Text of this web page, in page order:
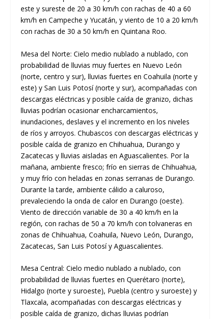
este y sureste de 20 a 30 km/h con rachas de 40 a 60
km/h en Campeche y Yucatán, y viento de 10 a 20 km/h
con rachas de 30 a 50 km/h en Quintana Roo.
Mesa del Norte: Cielo medio nublado a nublado, con
probabilidad de lluvias muy fuertes en Nuevo León
(norte, centro y sur), lluvias fuertes en Coahuila (norte y
este) y San Luis Potosí (norte y sur), acompañadas con
descargas eléctricas y posible caída de granizo, dichas
lluvias podrían ocasionar encharcamientos,
inundaciones, deslaves y el incremento en los niveles
de ríos y arroyos. Chubascos con descargas eléctricas y
posible caída de granizo en Chihuahua, Durango y
Zacatecas y lluvias aisladas en Aguascalientes. Por la
mañana, ambiente fresco; frío en sierras de Chihuahua,
y muy frío con heladas en zonas serranas de Durango.
Durante la tarde, ambiente cálido a caluroso,
prevaleciendo la onda de calor en Durango (oeste).
Viento de dirección variable de 30 a 40 km/h en la
región, con rachas de 50 a 70 km/h con tolvaneras en
zonas de Chihuahua, Coahuila, Nuevo León, Durango,
Zacatecas, San Luis Potosí y Aguascalientes.
Mesa Central: Cielo medio nublado a nublado, con
probabilidad de lluvias fuertes en Querétaro (norte),
Hidalgo (norte y suroeste), Puebla (centro y suroeste) y
Tlaxcala, acompañadas con descargas eléctricas y
posible caída de granizo, dichas lluvias podrían